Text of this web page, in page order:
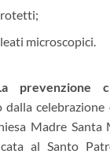
microscopici.
prevenzione
dalla
Madre Santa
al Santo